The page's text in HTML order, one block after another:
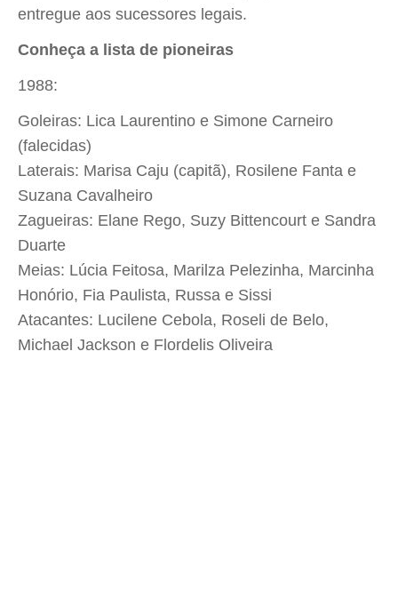
entregue aos sucessores legais.
Conheça a lista de pioneiras
1988:
Goleiras: Lica Laurentino e Simone Carneiro
(falecidas)
Laterais: Marisa Caju (capitã), Rosilene Fanta e
Suzana Cavalheiro
Zagueiras: Elane Rego, Suzy Bittencourt e Sandra
Duarte
Meias: Lúcia Feitosa, Marilza Pelezinha, Marcinha
Honório, Fia Paulista, Russa e Sissi
Atacantes: Lucilene Cebola, Roseli de Belo,
Michael Jackson e Flordelis Oliveira